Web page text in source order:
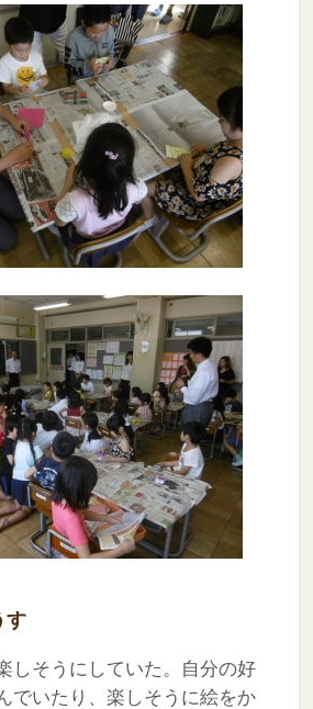
す
しそうにしていた。自分の好
でいたり、楽しそうに絵をか